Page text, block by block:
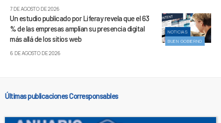
7 DE AGOSTO DE 2026
NOTICIAS
BUEN GOBIERNO
Un estudio publicado por Liferay revela que el 63
% de las empresas amplían su presencia digital
más allá de los sitios web
6 DE AGOSTO DE 2026
Últimas publicaciones Corresponsables